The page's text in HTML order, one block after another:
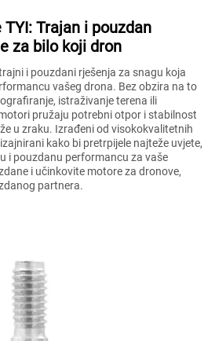
Trajan i pouzdan
za bilo koji dron
i pouzdani rješenja za snagu koja
vašeg drona. Bez obzira na to
istraživanje terena ili
pružaju potrebni otpor i stabilnost
u zraku. Izrađeni od visokokvalitetnih
kako bi pretrpijele najteže uvjete,
i pouzdanu performancu za vaše
i učinkovite motore za dronove,
partnera.